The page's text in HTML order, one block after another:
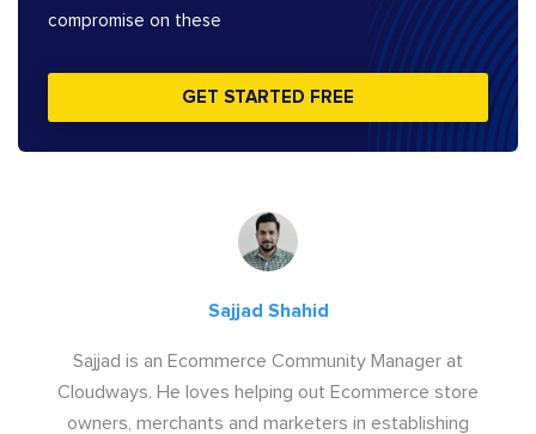
compromise on these
GET STARTED FREE
Sajjad Shahid
Sajjad is an Ecommerce Community Manager at
Cloudways. He loves helping out Ecommerce store
owners, merchants and marketers in establishing